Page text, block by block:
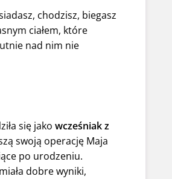
chodzisz, biegasz
ciałem, które
nad nim nie
się jako wcześniak z
swoją operację Maja
po urodzeniu.
dobre wyniki,